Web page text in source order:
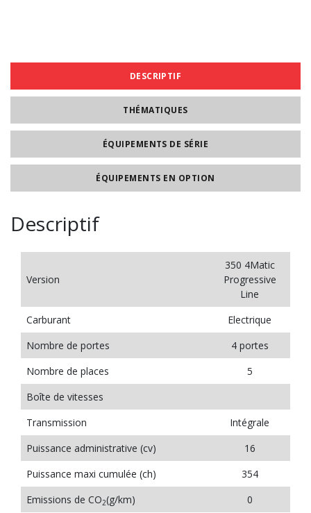
DESCRIPTIF
THÉMATIQUES
ÉQUIPEMENTS DE SÉRIE
ÉQUIPEMENTS EN OPTION
Descriptif
Version
350 4Matic
Progressive
Line
Carburant
Electrique
Nombre de portes
4 portes
Nombre de places
5
Boîte de vitesses
Transmission
Intégrale
Puissance administrative (cv)
16
Puissance maxi cumulée (ch)
354
Emissions de CO2(g/km)
0